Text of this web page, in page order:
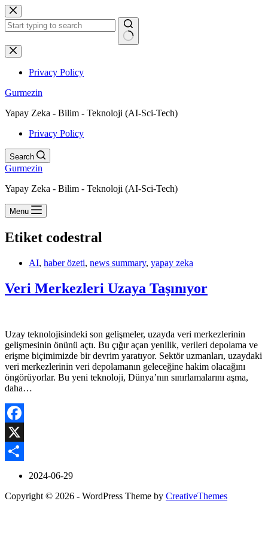
Skip
to
content
No
results
Privacy Policy
Gurmezin
Yapay Zeka - Bilim - Teknoloji (AI-Sci-Tech)
Privacy Policy
Search
Gurmezin
Yapay Zeka - Bilim - Teknoloji (AI-Sci-Tech)
Menu
Etiket codestral
AI, haber özeti, news summary, yapay zeka
Veri Merkezleri Uzaya Taşınıyor
Uzay teknolojisindeki son gelişmeler, uzayda veri merkezlerinin
gelişmesinin önünü açtı. Bu çığır açan yenilik, verileri depolama ve
erişme biçimimizde bir devrim yaratıyor. Sektör uzmanları, uzaydaki
veri merkezlerinin veri depolamanın geleceğine hakim olacağını
öngörüyorlar. Bu yeni teknoloji, Dünya’nın sınırlamalarını aşma,
daha…
Facebook
X
2024-06-29
Copyright © 2026 - WordPress Theme by CreativeThemes